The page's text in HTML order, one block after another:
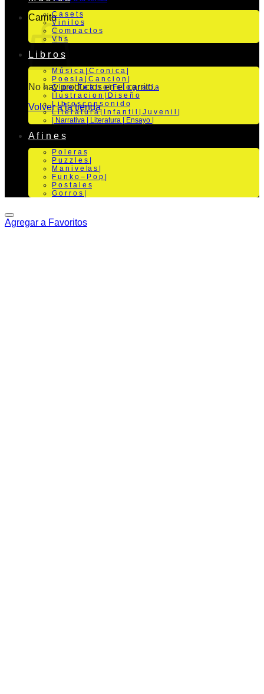
Carrito
No hay productos en el carrito.
Volver a la tienda
C a s e t s
V i n i l o s
C o m p a c t o s
V h s
L i b r o s
M ú s i c a | C r o n i c a |
P o e s i a | C a n c i o n |
C i n e | T e a t r o | Fo t o g r a f i a
I l u s t r a c i o n | D i s e ñ o
L i b r o s c o n s o n i d o
L i t e r a t u r a | I n f a n t i l | J u v e n i l |
| Narrativa | Literatura | Ensayo |
A f i n e s
P o l e r a s
P u z z l e s |
M a n i v e la s |
F u n k o – P o p |
P o s t a l e s
G o r r o s |
Agregar a Favoritos